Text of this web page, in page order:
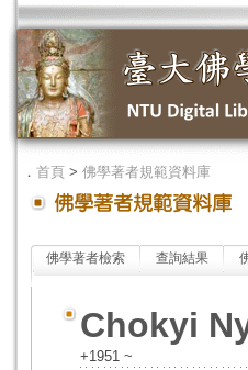
． 首頁 > 佛學著者規範資料庫
佛學著者檢索 查詢結果
Chokyi
+1951 ~